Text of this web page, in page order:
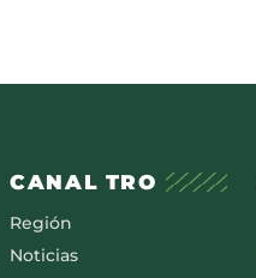
CANAL TRO
Región
Noticias